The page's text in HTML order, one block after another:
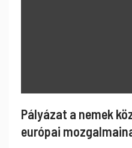
Pályázat a nemek
európai